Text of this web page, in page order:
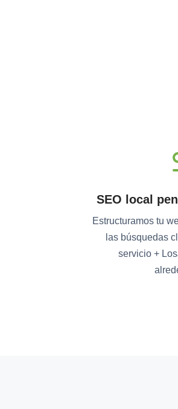
SEO local
Estructuramos tu
las búsquedas
servicio +